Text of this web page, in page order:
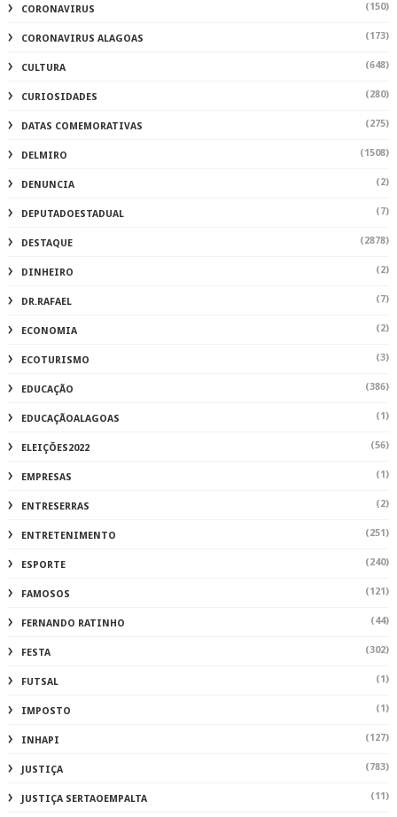
CORONAVIRUS (150)
CORONAVIRUS ALAGOAS (173)
CULTURA (648)
CURIOSIDADES (280)
DATAS COMEMORATIVAS (275)
DELMIRO (1508)
DENUNCIA (2)
DEPUTADOESTADUAL (7)
DESTAQUE (2878)
DINHEIRO (2)
DR.RAFAEL (7)
ECONOMIA (2)
ECOTURISMO (3)
EDUCAÇÃO (386)
EDUCAÇÃOALAGOAS (1)
ELEIÇÕES2022 (56)
EMPRESAS (1)
ENTRESERRAS (2)
ENTRETENIMENTO (251)
ESPORTE (240)
FAMOSOS (121)
FERNANDO RATINHO (44)
FESTA (302)
FUTSAL (1)
IMPOSTO (1)
INHAPI (127)
JUSTIÇA (783)
JUSTIÇA SERTAOEMPALTA (11)